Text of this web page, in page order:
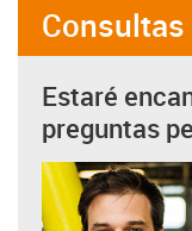
Consultas
Estaré
preguntas